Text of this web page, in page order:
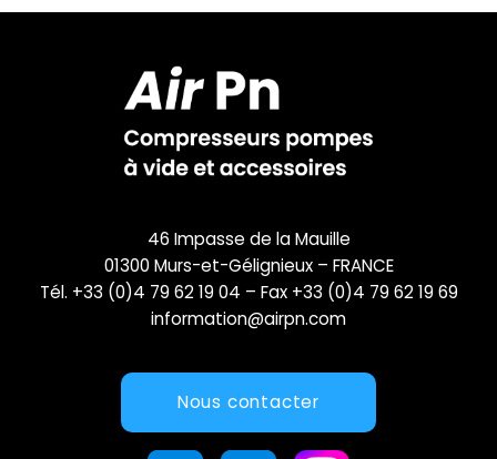
46 Impasse de la Mauille
01300 Murs-et-Gélignieux – FRANCE
Tél. +33 (0)4 79 62 19 04 – Fax +33 (0)4 79 62 19 69
information@airpn.com
Nous contacter